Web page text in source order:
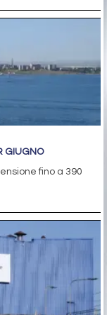
GIUGNO
fino a 390